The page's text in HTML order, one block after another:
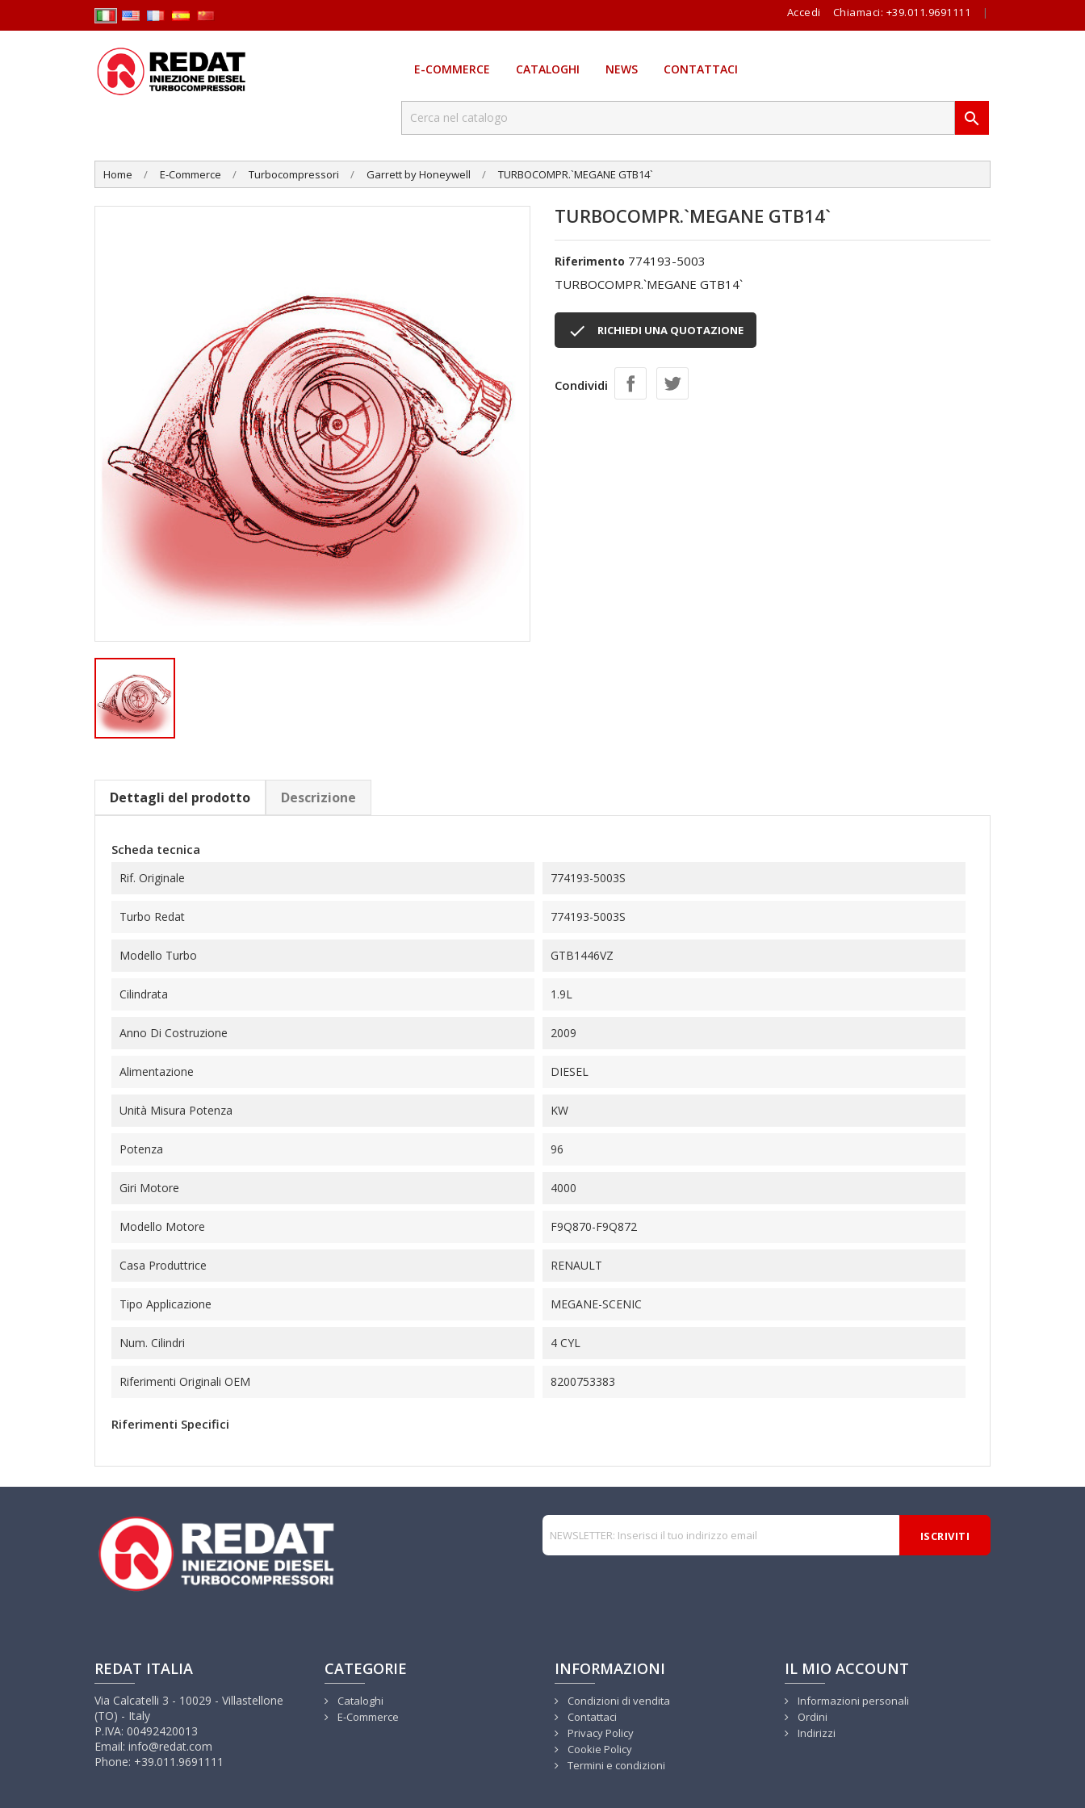
Accedi Chiamaci: +39.011.9691111 |
E-COMMERCE CATALOGHI NEWS CONTATTACI

Home E-Commerce Turbocompressori Garrett by Honeywell TURBOCOMPR.`MEGANE GTB14`
TURBOCOMPR.`MEGANE GTB14`
Riferimento 774193-5003
TURBOCOMPR.`MEGANE GTB14`
 RICHIEDI UNA QUOTAZIONE
Condividi
Dettagli del prodotto Descrizione
Scheda tecnica
Rif. Originale 774193-5003S
Turbo Redat 774193-5003S
Modello Turbo GTB1446VZ
Cilindrata 1.9L
Anno Di Costruzione 2009
Alimentazione DIESEL
Unità Misura Potenza KW
Potenza 96
Giri Motore 4000
Modello Motore F9Q870-F9Q872
Casa Produttrice RENAULT
Tipo Applicazione MEGANE-SCENIC
Num. Cilindri 4 CYL
Riferimenti Originali OEM 8200753383
Riferimenti Specifici
REDAT ITALIA
Via Calcatelli 3 - 10029 - Villastellone
(TO) - Italy
P.IVA: 00492420013
Email: info@redat.com
Phone: +39.011.9691111
CATEGORIE
Cataloghi
E-Commerce
INFORMAZIONI
Condizioni di vendita
Contattaci
Privacy Policy
Cookie Policy
Termini e condizioni
IL MIO ACCOUNT
Informazioni personali
Ordini
Indirizzi